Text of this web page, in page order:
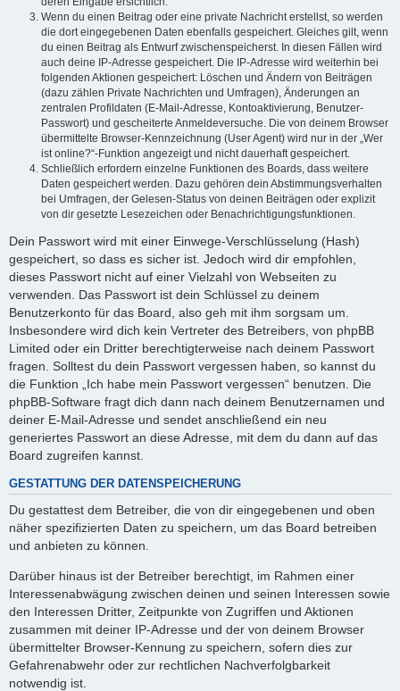
Wenn du einen Beitrag oder eine private Nachricht erstellst, so werden
die dort eingegebenen Daten ebenfalls gespeichert. Gleiches gilt, wenn
du einen Beitrag als Entwurf zwischenspeicherst. In diesen Fällen wird
auch deine IP-Adresse gespeichert. Die IP-Adresse wird weiterhin bei
folgenden Aktionen gespeichert: Löschen und Ändern von Beiträgen
(dazu zählen Private Nachrichten und Umfragen), Änderungen an
zentralen Profildaten (E-Mail-Adresse, Kontoaktivierung, Benutzer-
Passwort) und gescheiterte Anmeldeversuche. Die von deinem Browser
übermittelte Browser-Kennzeichnung (User Agent) wird nur in der „Wer
ist online?“-Funktion angezeigt und nicht dauerhaft gespeichert.
Schließlich erfordern einzelne Funktionen des Boards, dass weitere
Daten gespeichert werden. Dazu gehören dein Abstimmungsverhalten
bei Umfragen, der Gelesen-Status von deinen Beiträgen oder explizit
von dir gesetzte Lesezeichen oder Benachrichtigungsfunktionen.
Dein Passwort wird mit einer Einwege-Verschlüsselung (Hash)
gespeichert, so dass es sicher ist. Jedoch wird dir empfohlen,
dieses Passwort nicht auf einer Vielzahl von Webseiten zu
verwenden. Das Passwort ist dein Schlüssel zu deinem
Benutzerkonto für das Board, also geh mit ihm sorgsam um.
Insbesondere wird dich kein Vertreter des Betreibers, von phpBB
Limited oder ein Dritter berechtigterweise nach deinem Passwort
fragen. Solltest du dein Passwort vergessen haben, so kannst du
die Funktion „Ich habe mein Passwort vergessen“ benutzen. Die
phpBB-Software fragt dich dann nach deinem Benutzernamen und
deiner E-Mail-Adresse und sendet anschließend ein neu
generiertes Passwort an diese Adresse, mit dem du dann auf das
Board zugreifen kannst.
GESTATTUNG DER DATENSPEICHERUNG
Du gestattest dem Betreiber, die von dir eingegebenen und oben
näher spezifizierten Daten zu speichern, um das Board betreiben
und anbieten zu können.
Darüber hinaus ist der Betreiber berechtigt, im Rahmen einer
Interessenabwägung zwischen deinen und seinen Interessen sowie
den Interessen Dritter, Zeitpunkte von Zugriffen und Aktionen
zusammen mit deiner IP-Adresse und der von deinem Browser
übermittelter Browser-Kennung zu speichern, sofern dies zur
Gefahrenabwehr oder zur rechtlichen Nachverfolgbarkeit
notwendig ist.